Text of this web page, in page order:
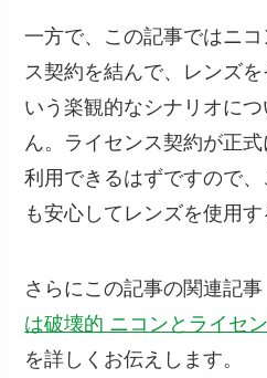
一方で、この記事ではニ
ス契約を結んで、レンズ
いう楽観的なシナリオに
ん。ライセンス契約が正
利用できるはずですので
も安心してレンズを使用す
さらにこの記事の関連記事
は破壊的 ニコンとライセ
を詳しくお伝えします。